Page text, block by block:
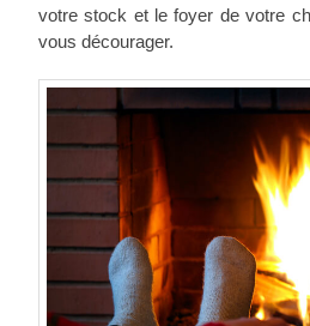
votre stock et le foyer de votre
vous décourager.